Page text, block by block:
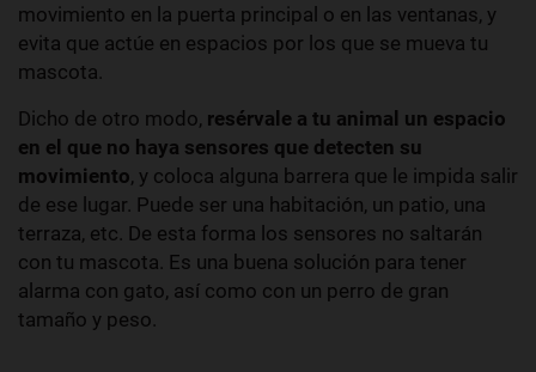
movimiento en la puerta principal o en las ventanas, y
evita que actúe en espacios por los que se mueva tu
mascota.
Dicho de otro modo, resérvale a tu animal un espacio
en el que no haya sensores que detecten su
movimiento, y coloca alguna barrera que le impida salir
de ese lugar. Puede ser una habitación, un patio, una
terraza, etc. De esta forma los sensores no saltarán
con tu mascota. Es una buena solución para tener
alarma con gato, así como con un perro de gran
tamaño y peso.